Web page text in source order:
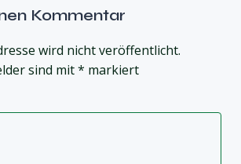
Kommentar
wird nicht veröffentlicht.
sind mit* markiert